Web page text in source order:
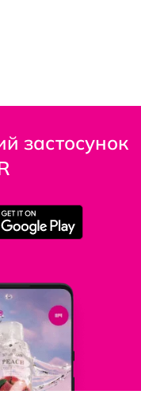
застосунок